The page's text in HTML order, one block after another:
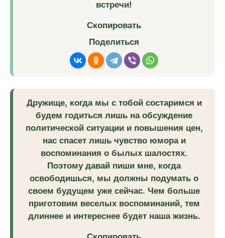
встречи!
Скопировать
Поделиться
Дружище, когда мы с тобой состаримся и
будем годиться лишь на обсуждение
политической ситуации и повышения цен,
нас спасет лишь чувство юмора и
воспоминания о былых шалостях.
Поэтому давай пиши мне, когда
освободишься, мы должны подумать о
своем будущем уже сейчас. Чем больше
приготовим веселых воспоминаний, тем
длиннее и интереснее будет наша жизнь.